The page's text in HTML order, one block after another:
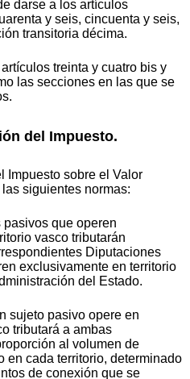
darse a los artículos
y seis, cincuenta y seis,
transitoria décima.
treinta y cuatro bis y
las secciones en las que se
del Impuesto.
sobre el Valor
siguientes normas:
que operen
vasco tributarán
Diputaciones
exclusivamente en territorio
del Estado.
pasivo opere en
tributará a ambas
al volumen de
en cada territorio, determinado
de conexión que se